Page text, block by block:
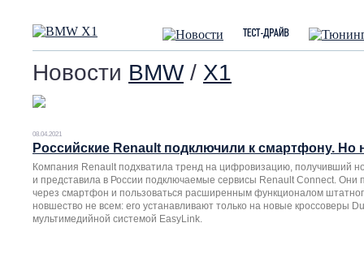
Новости BMW/ X1
08.04.2021
Российские Renault подключили к смартфону. Но
Компания Renault подхватила тренд на цифровизацию, получивший
и представила в России подключаемые сервисы Renault Connect. Они
через смартфон и пользоваться расширенным функционалом
новшество не всем: его устанавливают только на новые кроссоверы
мультимедийной системой EasyLink.